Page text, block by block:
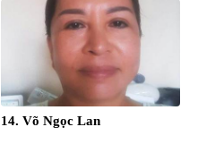
14. Võ Ngọc Lan